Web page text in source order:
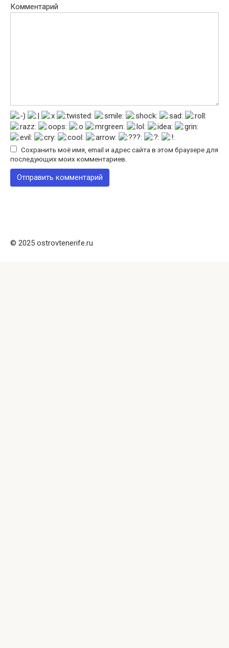
Комментарий
Сохранить моё имя, email и адрес сайта в этом браузере для
последующих моих комментариев.
© 2025 ostrovtenerife.ru